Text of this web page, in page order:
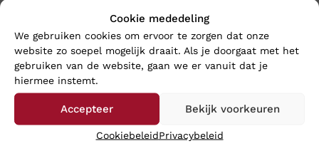
Cookie mededeling
We gebruiken cookies om ervoor te zorgen dat onze
website zo soepel mogelijk draait. Als je doorgaat met het
gebruiken van de website, gaan we er vanuit dat je
hiermee instemt.
Accepteer Bekijk voorkeuren
CookiebeleidPrivacybeleid
En wat vind u van deze?